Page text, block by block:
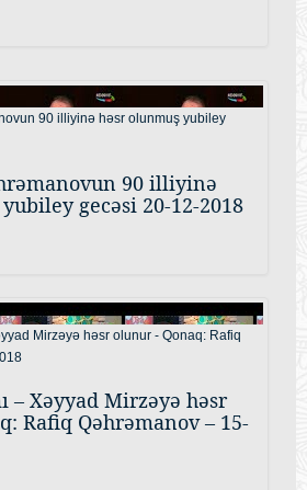
90 illiyinə
gecəsi 20-12-2018
– Xəyyad Mirzəyə həsr
Rafiq Qəhrəmanov – 15-